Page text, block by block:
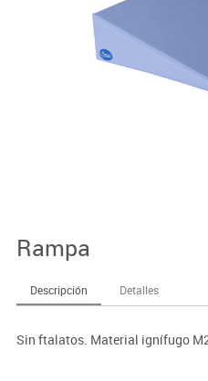
Rampa
Descripción Detalles
Sin ftalatos. Material ignífugo